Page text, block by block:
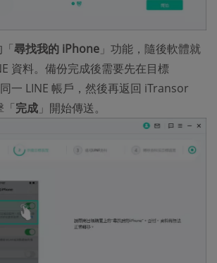
尋找我的 iPhone 」功能，隨後軟體就
資料。備份完成後需要先在目標
一 LINE 帳戶，然後再返回 iTransor
「完成 」開始傳送。